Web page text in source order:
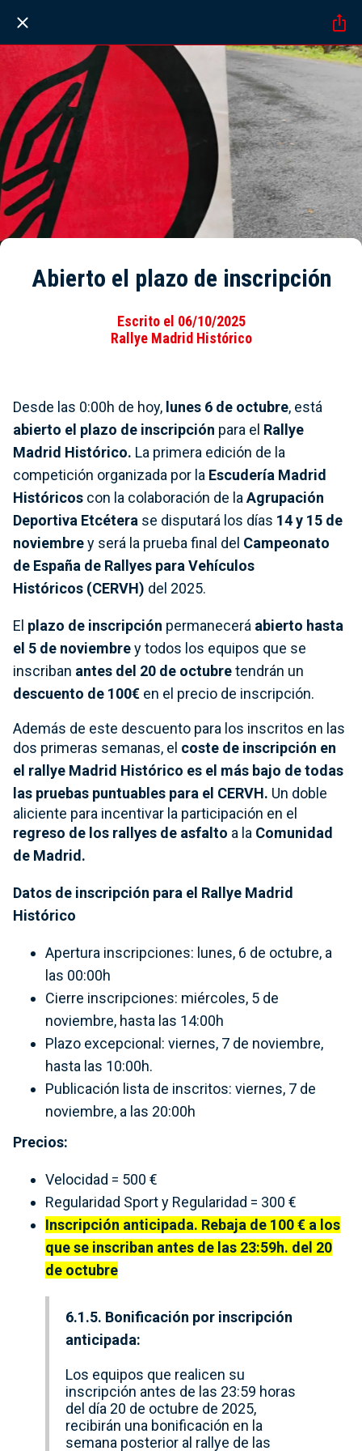
Abierto el plazo de inscripción
Escrito el 06/10/2025
Rallye Madrid Histórico
Desde las 0:00h de hoy, lunes 6 de octubre, está
abierto el plazo de inscripción para el Rallye
Madrid Histórico. La primera edición de la
competición organizada por la Escudería Madrid
Históricos con la colaboración de la Agrupación
Deportiva Etcétera se disputará los días 14 y 15 de
noviembrey será la prueba final del Campeonato
de España de Rallyes para Vehículos
Históricos (CERVH) del 2025.
El plazo de inscripción permanecerá abierto hasta
el 5 de noviembrey todos los equipos que se
inscriban antes del 20 de octubretendrán un
descuento de 100€ en el precio de inscripción.
Además de este descuento para los inscritos en las
dos primeras semanas, el coste de inscripción en
el rallye Madrid Histórico es el más bajo de todas
las pruebas puntuables para el CERVH. Un doble
aliciente para incentivar la participación en el
regreso de los rallyes de asfalto a la Comunidad
de Madrid.
Datos de inscripción para el Rallye Madrid
Histórico
Apertura inscripciones: lunes, 6 de octubre, a
las 00:00h
Cierre inscripciones: miércoles, 5 de
noviembre, hasta las 14:00h
Plazo excepcional: viernes, 7 de noviembre,
hasta las 10:00h.
Publicación lista de inscritos: viernes, 7 de
noviembre, a las 20:00h
Precios:
Velocidad = 500 €
Regularidad Sport y Regularidad = 300 €
Inscripción anticipada. Rebaja de 100 € a los
que se inscriban antes de las 23:59h. del 20
de octubre
6.1.5. Bonificación por inscripción
anticipada:
Los equipos que realicen su
inscripción antes de las 23:59 horas
del día 20 de octubre de 2025,
recibirán una bonificación en la
semana posterior al rallye de las